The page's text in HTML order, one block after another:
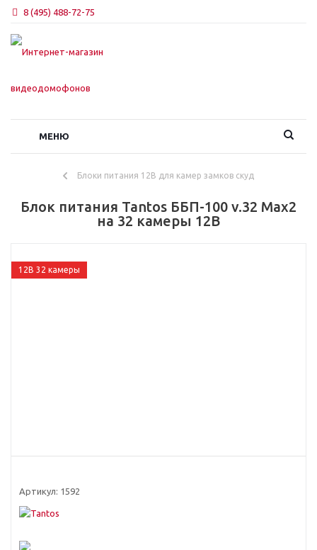
8 (495) 488-72-75
МЕНЮ
Блоки питания 12В для камер замков скуд
Блок питания Tantos ББП-100 v.32 Max2
на 32 камеры 12В
12В 32 камеры
Артикул: 1592